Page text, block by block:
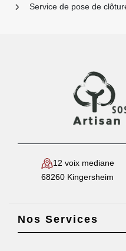
Service de pose de
12 voix mediane
68260 Kingersheim
Nos Services